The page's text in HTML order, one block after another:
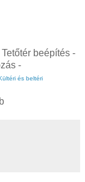
beépítés -
-
és beltéri